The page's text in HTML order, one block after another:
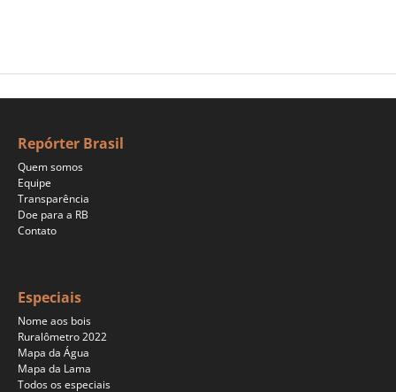
Repórter Brasil
Quem somos
Equipe
Transparência
Doe para a RB
Contato
Especiais
Nome aos bois
Ruralômetro 2022
Mapa da Água
Mapa da Lama
Todos os especiais